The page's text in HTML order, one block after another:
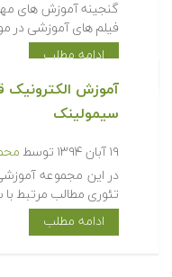
گنجینه آموزش های
فیلم های آموزشی در
ادامه مطلب
آموزش
سیمولینک
۱۹ آبان ۱۳۹۴ توسط
در این مجموعه
تئوری مطالب مرتبط
ادامه مطلب